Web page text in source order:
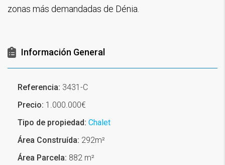
zonas más demandadas de Dénia.
Información General
Referencia: 3431-C
Precio: 1.000.000€
Tipo de propiedad: Chalet
Área Construída: 292m²
Área Parcela: 882 m²